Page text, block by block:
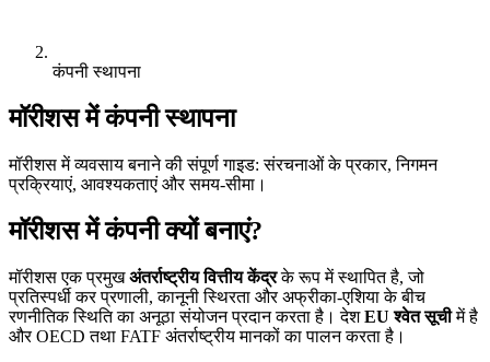
कंपनी स्थापना
मॉरीशस में कंपनी स्थापना
मॉरीशस में व्यवसाय बनाने की संपूर्ण गाइड: संरचनाओं के प्रकार, निगमन
प्रक्रियाएं, आवश्यकताएं और समय-सीमा।
मॉरीशस में कंपनी क्यों बनाएं?
मॉरीशस एक प्रमुखअंतर्राष्ट्रीय वित्तीय केंद्रके रूप में स्थापित है, जो
प्रतिस्पर्धी कर प्रणाली, कानूनी स्थिरता और अफ्रीका-एशिया के बीच
रणनीतिक स्थिति का अनूठा संयोजन प्रदान करता है। देशEU श्वेत सूचीमें है
और OECD तथा FATF अंतर्राष्ट्रीय मानकों का पालन करता है।